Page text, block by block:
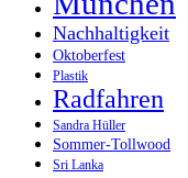
Nachhaltigkeit
Oktoberfest
Plastik
Radfahren
Sandra Hüller
Sommer-Tollwood
Sri Lanka